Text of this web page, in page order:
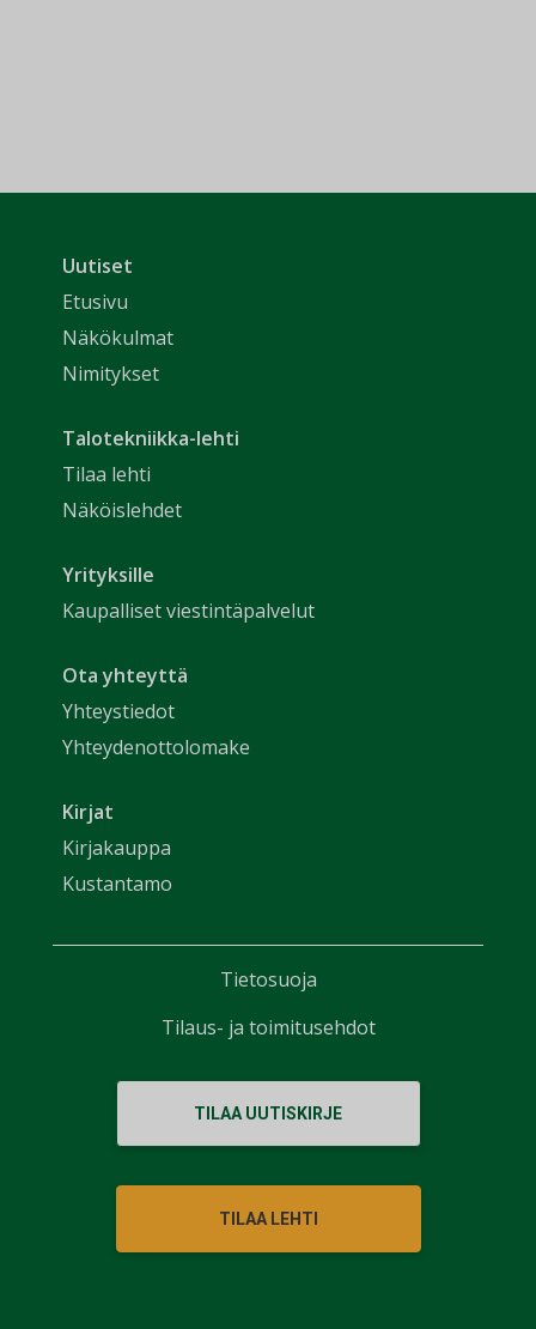
Uutiset
Etusivu
Näkökulmat
Nimitykset
Talotekniikka-lehti
Tilaa lehti
Näköislehdet
Yrityksille
Kaupalliset viestintäpalvelut
Ota yhteyttä
Yhteystiedot
Yhteydenottolomake
Kirjat
Kirjakauppa
Kustantamo
TILAA UUTISKIRJE
TILAA LEHTI
Tietosuoja
Tilaus- ja toimitusehdot